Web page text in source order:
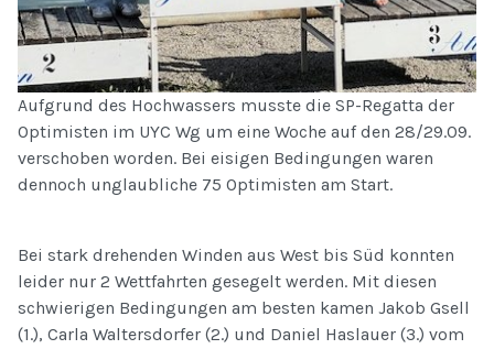
Aufgrund des Hochwassers musste die SP-Regatta der
Optimisten im UYC Wg um eine Woche auf den 28/29.09.
verschoben worden. Bei eisigen Bedingungen waren
dennoch unglaubliche 75 Optimisten am Start.
Bei stark drehenden Winden aus West bis Süd konnten
leider nur 2 Wettfahrten gesegelt werden. Mit diesen
schwierigen Bedingungen am besten kamen Jakob Gsell
(1.), Carla Waltersdorfer (2.) und Daniel Haslauer (3.) vom